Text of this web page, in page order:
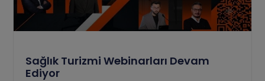
Sağlık Turizmi Webinarları Devam
Ediyor